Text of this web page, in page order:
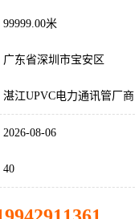
99999.00米
广东省深圳市宝安区
湛江UPVC电力通讯管厂商
2026-08-06
40